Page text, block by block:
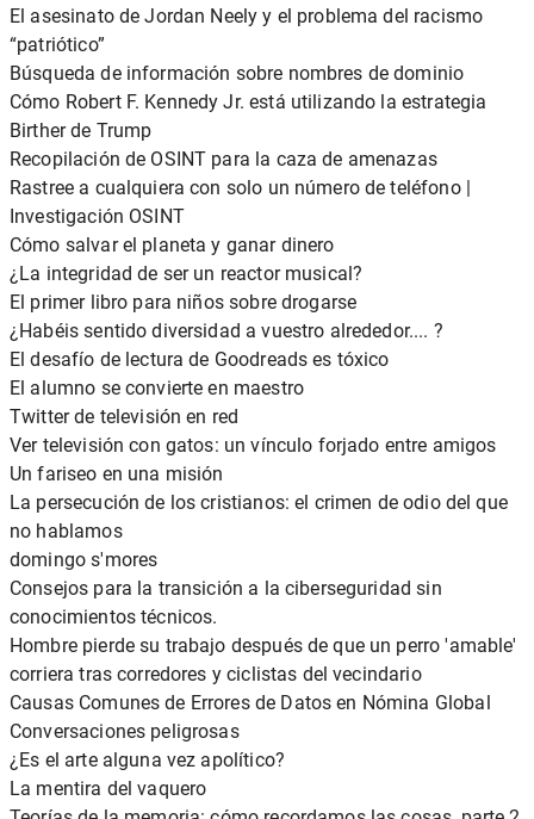
El asesinato de Jordan Neely y el problema del racismo
“patriótico”
Búsqueda de información sobre nombres de dominio
Cómo Robert F. Kennedy Jr. está utilizando la estrategia
Birther de Trump
Recopilación de OSINT para la caza de amenazas
Rastree a cualquiera con solo un número de teléfono |
Investigación OSINT
Cómo salvar el planeta y ganar dinero
¿La integridad de ser un reactor musical?
El primer libro para niños sobre drogarse
¿Habéis sentido diversidad a vuestro alrededor.... ?
El desafío de lectura de Goodreads es tóxico
El alumno se convierte en maestro
Twitter de televisión en red
Ver televisión con gatos: un vínculo forjado entre amigos
Un fariseo en una misión
La persecución de los cristianos: el crimen de odio del que
no hablamos
domingo s'mores
Consejos para la transición a la ciberseguridad sin
conocimientos técnicos.
Hombre pierde su trabajo después de que un perro 'amable'
corriera tras corredores y ciclistas del vecindario
Causas Comunes de Errores de Datos en Nómina Global
Conversaciones peligrosas
¿Es el arte alguna vez apolítico?
La mentira del vaquero